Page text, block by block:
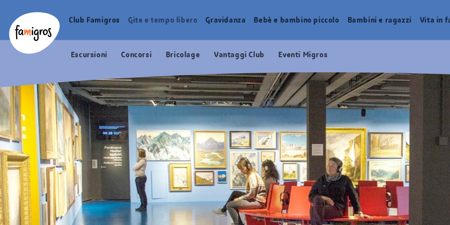
segnalibri
Logo
Navigazione
Club Famigros Gite e tempo libero Gravidanza Bebè e bambino piccolo Bambini e ragazzi Vita in
Escursioni Concorsi Bricolage Vantaggi Club Eventi Migros